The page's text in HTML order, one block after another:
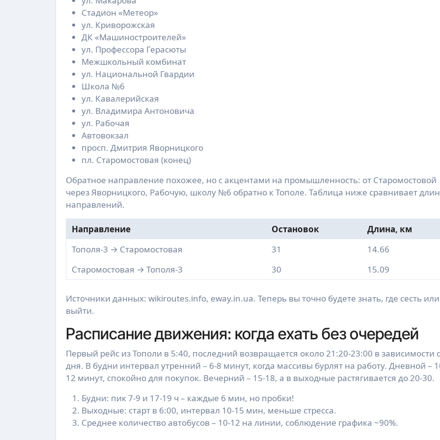
Стадион «Метеор»
ул. Криворожская
ДК «Машиностроителей»
ул. Профессора Герасюты
Межшкольный комбинат
ул. Национальной Гвардии
Школа №6
ул. Кавалерийская
ул. Владимира Антоновича
ул. Рабочая
Автовокзал
просп. Дмитрия Яворницкого
пл. Старомостовая (конец)
Обратное направление похожее, но с акцентами на промышленность: от Старомостовой
через Яворницкого, Рабочую, школу №6 обратно к Тополе. Таблица ниже сравнивает
направлений.
Направление Остановок
Длина, км
Тополя-3 → Старомостовая
31
14.66
Старомостовая → Тополя-3
30 15.09
Источники данных: wikiroutes.info, eway.in.ua. Теперь вы точно будете знать, где сесть или
выйти.
Расписание движения: когда ехать без очередей
Первый рейс из Тополи в 5:40, последний возвращается около 21:20-23:00 в зависимости
дня. В будни интервал утренний – 6-8 минут, когда массивы бурлят на работу. Дневной –
12 минут, спокойно для покупок. Вечерний – 15-18, а в выходные растягивается до 20-30.
Будни: пик 7-9 и 17-19 ч – каждые 6 мин, но пробки!
Выходные: старт в 6:00, интервал 10-15 мин, меньше стресса.
Среднее количество автобусов – 10-12 на линии, соблюдение графика ~90%.